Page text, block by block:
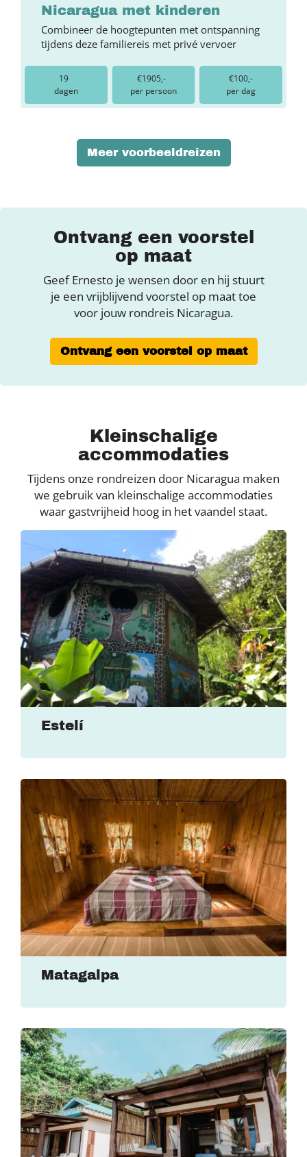
Nicaragua met kinderen
Combineer de hoogtepunten met ontspanning
tijdens deze familiereis met privé vervoer
19
dagen
€1905,-
per persoon
€100,-
per dag
Meer voorbeeldreizen
Ontvang een voorstel
op maat
Geef Ernesto je wensen door en hij stuurt
je een vrijblijvend voorstel op maat toe
voor jouw rondreis Nicaragua.
Ontvang een voorstel op maat
Kleinschalige
accommodaties
Tijdens onze rondreizen door Nicaragua maken
we gebruik van kleinschalige accommodaties
waar gastvrijheid hoog in het vaandel staat.
Estelí
Matagalpa